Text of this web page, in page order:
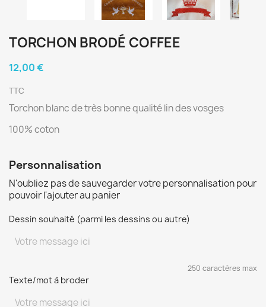
TORCHON BRODÉ COFFEE
12,00 €
TTC
Torchon blanc de très bonne qualité lin des vosges
100% coton
Personnalisation
N'oubliez pas de sauvegarder votre personnalisation pour
pouvoir l'ajouter au panier
Dessin souhaité (parmi les dessins ou autre)
250 caractères max
Texte/mot à broder